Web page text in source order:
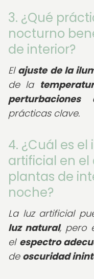
3. ¿Qué
nocturno
de interior?
El ajuste de la
de la
prácticas clave.
4. ¿Cuál es
artificial en
plantas de
noche?
La luz artificial
luz natural, pero
el espectro
de oscuridad